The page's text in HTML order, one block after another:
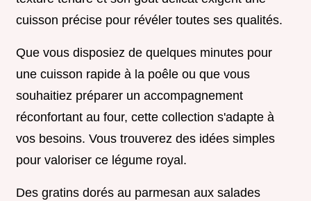
cuisson précise pour révéler toutes ses qualités.
Que vous disposiez de quelques minutes pour
une cuisson rapide à la poêle ou que vous
souhaitiez préparer un accompagnement
réconfortant au four, cette collection s'adapte à
vos besoins. Vous trouverez des idées simples
pour valoriser ce légume royal.
Des gratins dorés au parmesan aux salades